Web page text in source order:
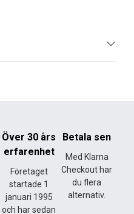
Över 30 års
erfarenhet
Företaget
startade 1
januari 1995
och har sedan
Betala sen
Med Klarna
Checkout har
du flera
alternativ.